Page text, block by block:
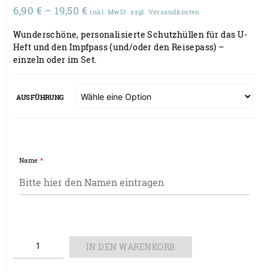
6,90 € – 19,50 €Preisspanne:
bis
19,50 €
inkl. MwSt. zzgl. Versandkosten
Wunderschöne, personalisierte Schutzhüllen für das U-
Heft und den Impfpass (und/oder den Reisepass) –
einzeln oder im Set.
AUSFÜHRUNG
Name *
Personalisierte
Impfpass- &
IN DEN WARENKORB